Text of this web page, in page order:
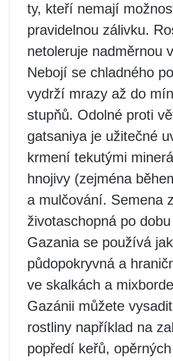
ty, kteří nemají
pravidelnou zálivku.
netoleruje nadměrnou
Nebojí se chladného
vydrží mrazy až do
stupňů. Odolné proti
gatsaniya je užitečné
krmení tekutými
hnojivy (zejména
a mulčování. Semena
životaschopná po
Gazania se používá
půdopokryvná a
ve skalkách a
Gazánii můžete
rostliny například na
popředí keřů,